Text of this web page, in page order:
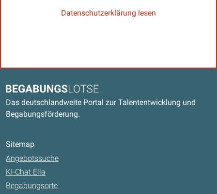
Datenschutzerklärung lesen
Begabungslotse
Das deutschlandweite Portal zur Talententwicklung und
Begabungsförderung.
Sitemap
Angebotssuche
KI-Chat Ella
Begabungsorte